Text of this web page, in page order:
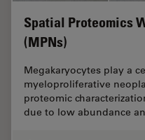
Spatial Proteomics
(MPNs)
Megakaryocytes play a
myeloproliferative
proteomic
due to low abundance